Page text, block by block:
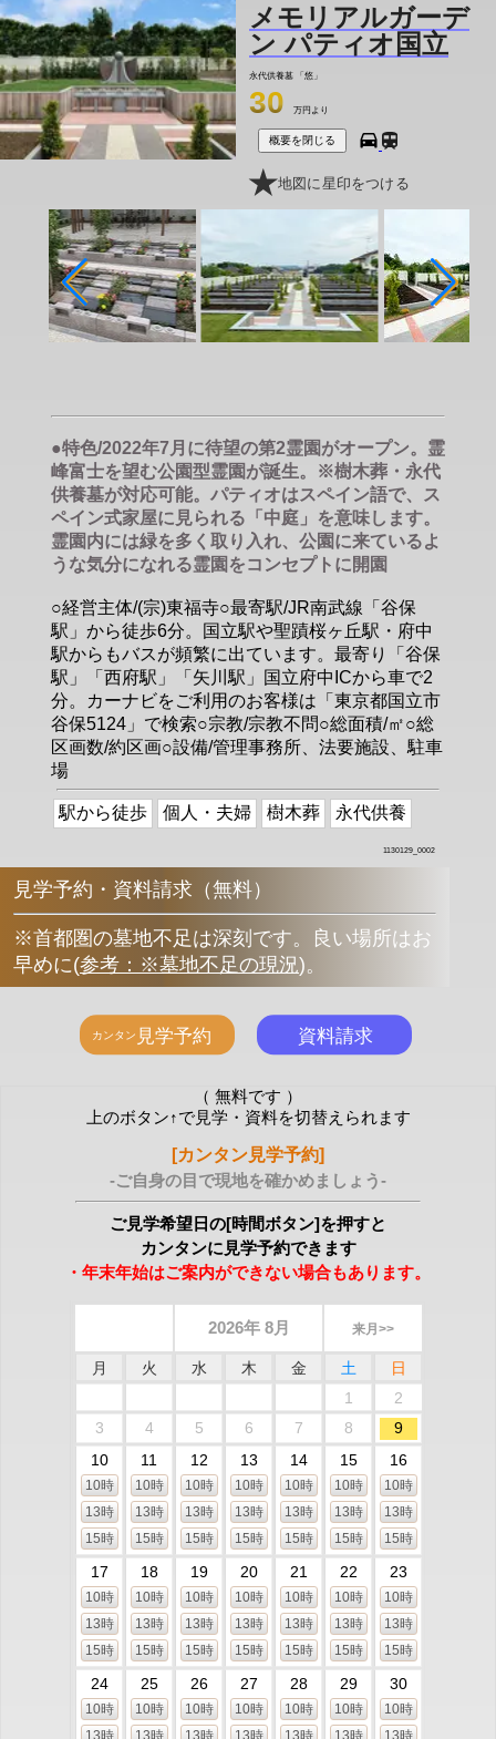
メモリアルガーデ
ン パティオ国立
永代供養墓 「悠」
30 万円より
概要を閉じる
地図に星印をつける
●特色/2022年7月に待望の第2霊園がオープン。霊
峰富士を望む公園型霊園が誕生。※樹木葬・永代
供養墓が対応可能。パティオはスペイン語で、ス
ペイン式家屋に見られる「中庭」を意味します。
霊園内には緑を多く取り入れ、公園に来ているよ
うな気分になれる霊園をコンセプトに開園
○経営主体/(宗)東福寺○最寄駅/JR南武線「谷保
駅」から徒歩6分。国立駅や聖蹟桜ヶ丘駅・府中
駅からもバスが頻繁に出ています。最寄り「谷保
駅」「西府駅」「矢川駅」国立府中ICから車で2
分。カーナビをご利用のお客様は「東京都国立市
谷保5124」で検索○宗教/宗教不問○総面積/㎡○総
区画数/約区画○設備/管理事務所、法要施設、駐車
場
駅から徒歩 個人・夫婦 樹木葬 永代供養
1130129_0002
見学予約・資料請求（無料）
※首都圏の墓地不足は深刻です。良い場所はお
早めに(参考：※墓地不足の現況)。
（ 無料です ）
上のボタン↑で見学・資料を切替えられます
[カンタン見学予約]
-ご自身の目で現地を確かめましょう-
ご見学希望日の[時間ボタン]を押すと
カンタンに見学予約できます
・年末年始はご案内ができない場合もあります。
2026年 8月 来月>>
月 火 水 木 金 土
日
1
2
3
4 5 6 7 8
9
10
10時
13時
15時
11
10時
13時
15時
12
10時
13時
15時
13
10時
13時
15時
14
10時
13時
15時
15
10時
13時
15時
16
10時
13時
15時
17
10時
13時
15時
18
10時
13時
15時
19
10時
13時
15時
20
10時
13時
15時
21
10時
13時
15時
22
10時
13時
15時
23
10時
13時
15時
24
10時
13時
25
10時
13時
26
10時
13時
27
10時
13時
28
10時
13時
29
10時
13時
30
10時
13時